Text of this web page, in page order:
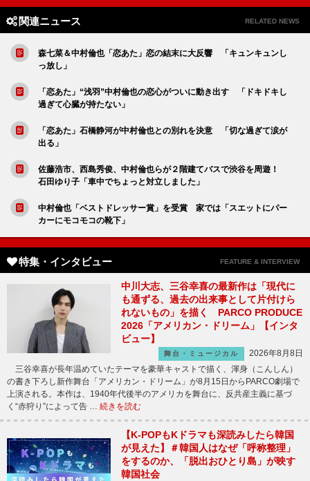
関連ニュース RELATED NEWS
森七菜＆中村倫也「恋あた」恋の結末に大反響 「キュンキュンし
っ放し」
「恋あた」“浅羽”中村倫也の恋心がついに動き出す 「ドキドキし
過ぎて心臓が持たない」
「恋あた」石橋静河が中村倫也との別れを決意 「切な過ぎて涙が
出る」
佐藤浩市、西島秀俊、中村倫也らが２階建てバスで渋谷を周遊！
石田ゆり子「車中でちょっと対立しました」
中村倫也「ベストドレッサー賞」を受賞 家では「スエットにパー
カーにモコモコの靴下」
特集・インタビュー FEATURE & INTERVIEW
中川大志、三谷幸喜の最新作は「現代に
も通ずる、過去の出来事として片付けら
れないもの」を描く PARCO PRODUCE
2026「アメリカン・ドリーム」【インタ
ビュー】
舞台・ミュージカル
2026年8月8日
三谷幸喜が長年温めていたテーマを豪華キャストで描く、渾身（こんしん）
の書き下ろし新作舞台「アメリカン・ドリーム」が8月15日からPARCO劇場で
上演される。本作は、1940年代後半のアメリカを舞台に、反共産主義に基づ
く“赤狩り”によって告 … 続きを読む
【K-POPもKドラマも深読みしたら韓国
が見えた】＃韓国人はなぜ「呼称整理」
をするのか、「脱出おひとり島」が映す
韓国社会